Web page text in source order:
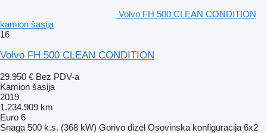
Volvo FH 500 CLEAN CONDITION
kamion šasija
16
Volvo FH 500 CLEAN CONDITION
29.950 € Bez PDV-a
Kamion šasija
2019
1.234.909 km
Euro 6
Snaga 500 k.s. (368 kW) Gorivo dizel Osovinska konfiguracija 6x2